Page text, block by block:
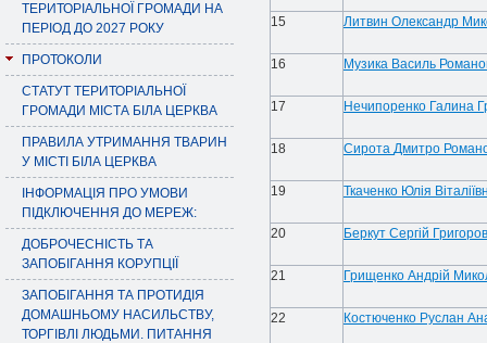
ТЕРИТОРІАЛЬНОЇ ГРОМАДИ НА
ПЕРІОД ДО 2027 РОКУ
ПРОТОКОЛИ
СТАТУТ ТЕРИТОРІАЛЬНОЇ
ГРОМАДИ МІСТА БІЛА ЦЕРКВА
ПРАВИЛА УТРИМАННЯ ТВАРИН
У МІСТІ БІЛА ЦЕРКВА
ІНФОРМАЦІЯ ПРО УМОВИ
ПІДКЛЮЧЕННЯ ДО МЕРЕЖ:
ДОБРОЧЕСНІСТЬ ТА
ЗАПОБІГАННЯ КОРУПЦІЇ
ЗАПОБІГАННЯ ТА ПРОТИДІЯ
ДОМАШНЬОМУ НАСИЛЬСТВУ,
ТОРГІВЛІ ЛЮДЬМИ. ПИТАННЯ
15 Литвин Олександр
16 Музика Василь
17 Нечипоренко Галина
18 Сирота Дмитро
19 Ткаченко Юлія
20 Беркут Сергій
21 Грищенко Андрій
22 Костюченко Руслан